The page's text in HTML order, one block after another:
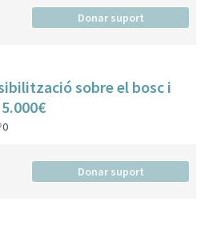
Donar suport
sobre el bosc i
0
Donar suport